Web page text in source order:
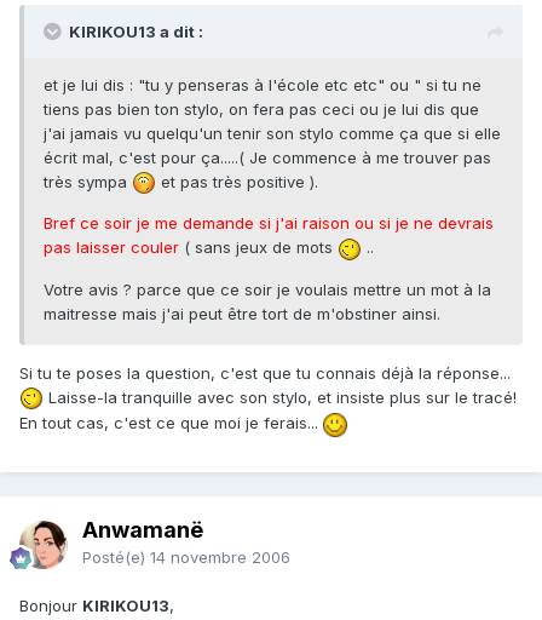
KIRIKOU13 a dit :
et je lui dis : "tu y penseras à l'école etc etc" ou " si tu ne
tiens pas bien ton stylo, on fera pas ceci ou je lui dis que
j'ai jamais vu quelqu'un tenir son stylo comme ça que si elle
écrit mal, c'est pour ça.....( Je commence à me trouver pas
très sympa
et pas très positive ).
Bref ce soir je me demande si j'ai raison ou si je ne devrais
pas laisser couler ( sans jeux de mots ..
Votre avis ? parce que ce soir je voulais mettre un mot à la
maitresse mais j'ai peut être tort de m'obstiner ainsi.
Si tu te poses la question, c'est que tu connais déjà la réponse...
Laisse-la tranquille avec son stylo, et insiste plus sur le tracé!
En tout cas, c'est ce que moi je ferais...
Anwamanë
Posté(e) 14 novembre 2006
Bonjour KIRIKOU13,